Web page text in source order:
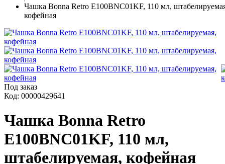
Чашка Bonna Retro E100BNC01KF, 110 мл,
кофейная
Под заказ
Код: 00000429641
Чашка Bonna Retro
E100BNC01KF, 110 мл,
штабелируемая, кофейная